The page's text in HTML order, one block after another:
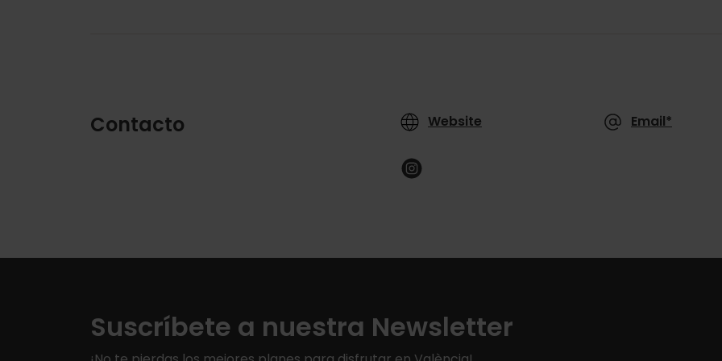
Contacto Website Email*
Suscríbete a nuestra Newsletter